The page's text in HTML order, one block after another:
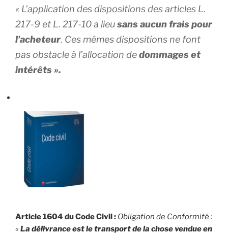
« L’application des dispositions des articles L.
217-9 et L. 217-10 a lieusans aucun frais pour
l’acheteur. Ces mêmes dispositions ne font
pas obstacle à l’allocation dedommages et
intérêts ».
Article 1604 du Code Civil : Obligation de Conformité :
«La délivrance est le transport de la chose vendue en